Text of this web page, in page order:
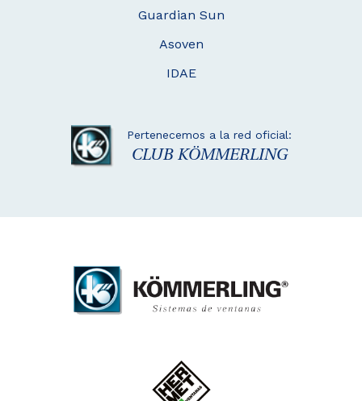
Guardian Sun
Asoven
IDAE
Pertenecemos a la red oficial:
CLUB KÖMMERLING